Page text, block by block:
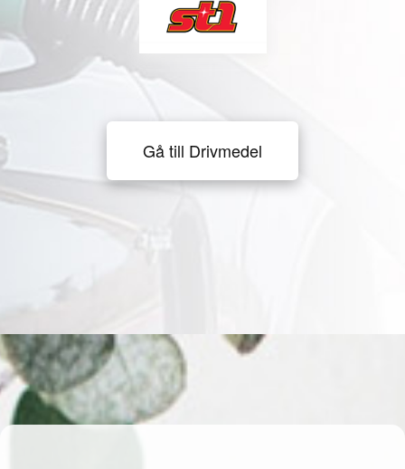
Gå till Drivmedel